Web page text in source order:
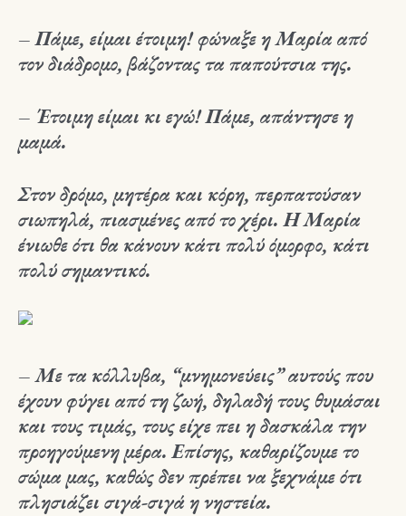
– Πάμε, είμαι έτοιμη! φώναξε η Μαρία από
τον διάδρομο, βάζοντας τα παπούτσια της.
– Έτοιμη είμαι κι εγώ! Πάμε, απάντησε η
μαμά.
Στον δρόμο, μητέρα και κόρη, περπατούσαν
σιωπηλά, πιασμένες από το χέρι. Η Μαρία
ένιωθε ότι θα κάνουν κάτι πολύ όμορφο, κάτι
πολύ σημαντικό.
– Με τα κόλλυβα, “μνημονεύεις” αυτούς που
έχουν φύγει από τη ζωή, δηλαδή τους θυμάσαι
και τους τιμάς, τους είχε πει η δασκάλα την
προηγούμενη μέρα. Επίσης, καθαρίζουμε το
σώμα μας, καθώς δεν πρέπει να ξεχνάμε ότι
πλησιάζει σιγά-σιγά η νηστεία.